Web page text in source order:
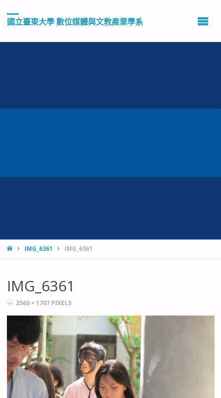
國立臺東大學 數位媒體與文教產業學系
HOMEIMG_6361 IMG_6361
IMG_6361
FULL2560 × 1707 PIXELS